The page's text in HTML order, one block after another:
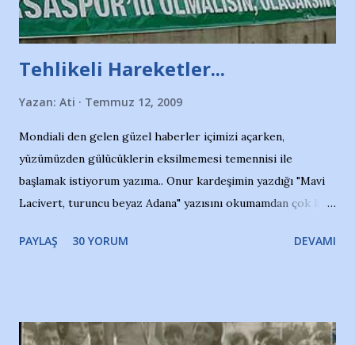
Tehlikeli Hareketler...
Yazan: Ati Temmuz 12, 2009
Mondiali den gelen güzel haberler içimizi açarken,
yüzümüzden gülücüklerin eksilmemesi temennisi ile
başlamak istiyorum yazıma.. Onur kardeşimin yazdığı "Mavi
Lacivert, turuncu beyaz Adana" yazısını okumamdan çok kısa
irkildim.. "Bursasporlu taraftarlar, İstanbul takımlarının
ve ürünlerini Bursa şehrinde görmek istemediklerini bir
PAYLAŞ 30 YORUM DEVAMI